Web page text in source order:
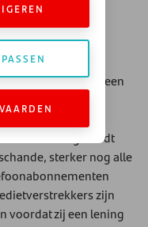
BKR-
er gecheckt of u een
Krediet
belast met het
deze lening wordt
sterker nog alle
zijn
voordat zij een lening